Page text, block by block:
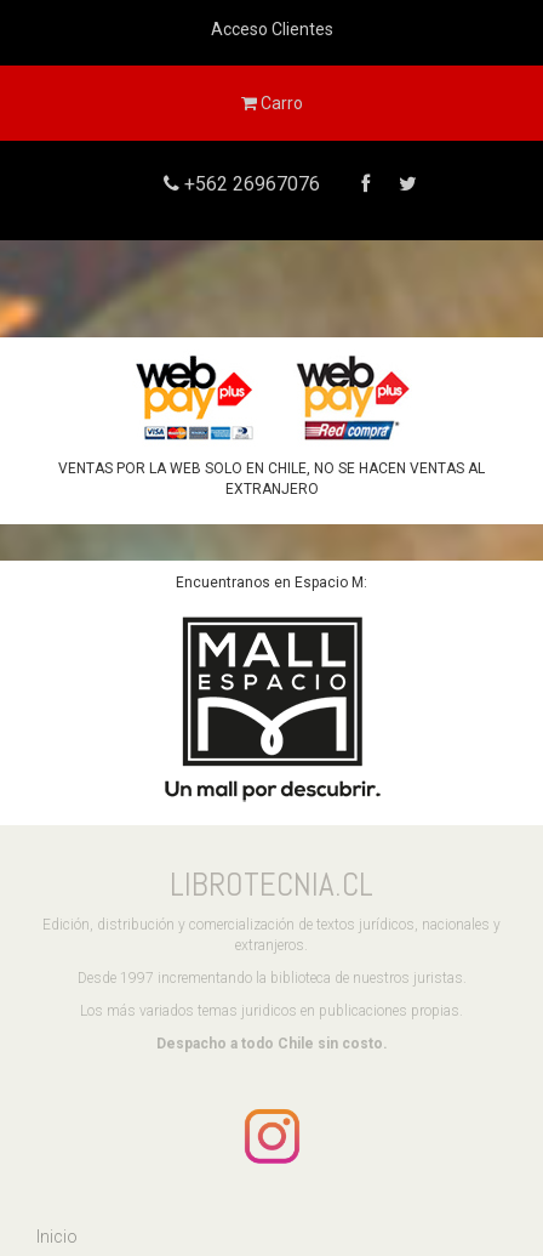
Acceso Clientes
Carro
+562 26967076
VENTAS POR LA WEB SOLO EN CHILE, NO SE HACEN VENTAS AL
EXTRANJERO
Encuentranos en Espacio M:
LIBROTECNIA.CL
Edición, distribución y comercialización de textos jurídicos, nacionales y
extranjeros.
Desde 1997 incrementando la biblioteca de nuestros juristas.
Los más variados temas juridicos en publicaciones propias.
Despacho a todo Chile sin costo.
Inicio